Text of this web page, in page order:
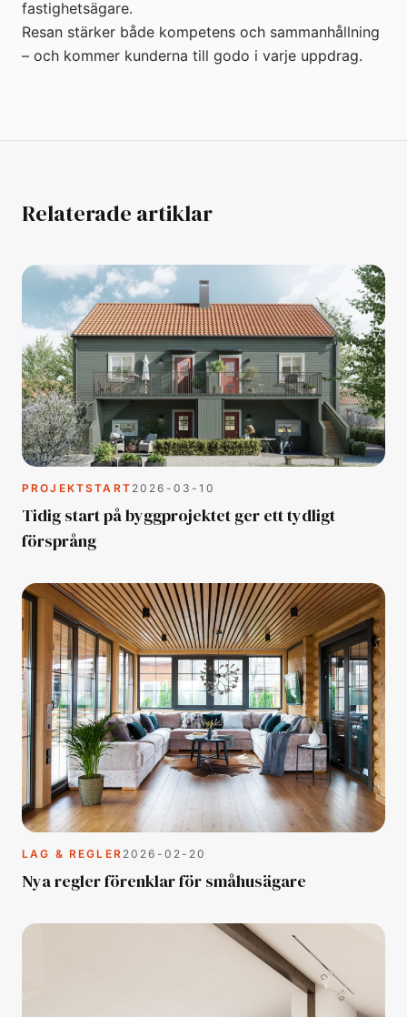
fastighetsägare.
Resan stärker både kompetens och sammanhållning
– och kommer kunderna till godo i varje uppdrag.
Relaterade artiklar
PROJEKTSTART 2026-03-10
Tidig start på byggprojektet ger ett tydligt
försprång
LAG & REGLER 2026-02-20
Nya regler förenklar för småhusägare